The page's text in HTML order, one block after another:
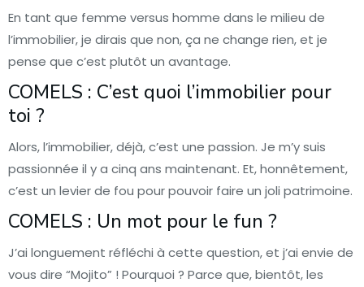
En tant que femme versus homme dans le milieu de
l’immobilier, je dirais que non, ça ne change rien, et je
pense que c’est plutôt un avantage.
COMELS : C’est quoi l’immobilier pour
toi ?
Alors, l’immobilier, déjà, c’est une passion. Je m’y suis
passionnée il y a cinq ans maintenant. Et, honnêtement,
c’est un levier de fou pour pouvoir faire un joli patrimoine.
COMELS : Un mot pour le fun ?
J’ai longuement réfléchi à cette question, et j’ai envie de
vous dire “Mojito” ! Pourquoi ? Parce que, bientôt, les